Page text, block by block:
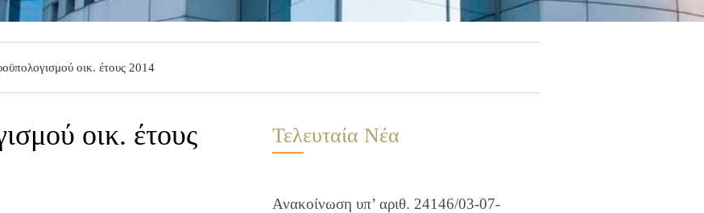
οικ. έτους 2014
οικ. έτους
Τελευταία Νέα
Ανακοίνωση υπ’ αριθ. 24146/03-07-